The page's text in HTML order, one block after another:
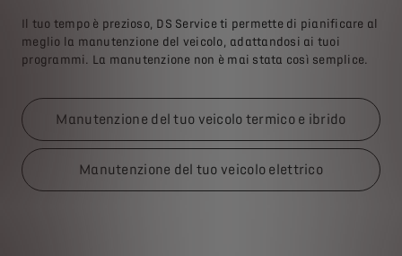
Il tuo tempo è prezioso, DS Service ti permette di pianificare al
meglio la manutenzione del veicolo, adattandosi ai tuoi
programmi. La manutenzione non è mai stata così semplice.
Manutenzione del tuo veicolo termico e ibrido
Manutenzione del tuo veicolo elettrico